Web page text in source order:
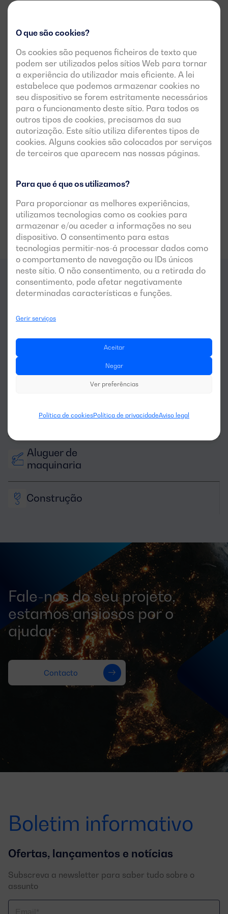
O que são cookies?
Os cookies são pequenos ficheiros de texto que
podem ser utilizados pelos sítios Web para tornar
a experiência do utilizador mais eficiente. A lei
estabelece que podemos armazenar cookies no
seu dispositivo se forem estritamente necessários
para o funcionamento deste sítio. Para todos os
outros tipos de cookies, precisamos da sua
autorização. Este sítio utiliza diferentes tipos de
cookies. Alguns cookies são colocados por serviços
de terceiros que aparecem nas nossas páginas.
Para que é que os utilizamos?
Para proporcionar as melhores experiências,
utilizamos tecnologias como os cookies para
armazenar e/ou aceder a informações no seu
dispositivo. O consentimento para estas
tecnologias permitir-nos-á processar dados como
o comportamento de navegação ou IDs únicos
neste sítio. O não consentimento, ou a retirada do
consentimento, pode afetar negativamente
determinadas características e funções.
Gerir serviços
Aceitar
Negar
Ver preferências
Política de cookiesPolítica de privacidadeAviso legal
Para quesetoresé indicado
pecuária
Aluguer de
maquinaria
Construção
Fale-nos do seu projeto,
estamos ansiosos por o
ajudar.
Contacto
Boletim informativo
Ofertas, lançamentos e notícias
Subscreva a newsletter para saber tudo sobre o
assunto